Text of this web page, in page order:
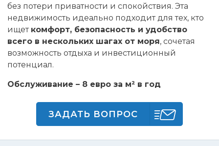
без потери приватности и спокойствия. Эта
недвижимость идеально подходит для тех, кто
ищет комфорт, безопасность и удобство
всего в нескольких шагах от моря, сочетая
возможность отдыха и инвестиционный
потенциал.
Обслуживание – 8 евро за м² в год
ЗАДАТЬ ВОПРОС